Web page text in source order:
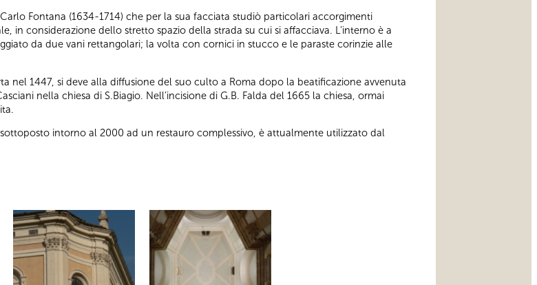
Fontana (1634-1714) che per la sua facciata studiò particolari accorgimenti
in considerazione dello stretto spazio della strada su cui si affacciava. L’interno è a
da due vani rettangolari; la volta con cornici in stucco e le paraste corinzie alle
nel 1447, si deve alla diffusione del suo culto a Roma dopo la beatificazione avvenuta
nella chiesa di S.Biagio. Nell’incisione di G.B. Falda del 1665 la chiesa, ormai
intorno al 2000 ad un restauro complessivo, è attualmente utilizzato dal